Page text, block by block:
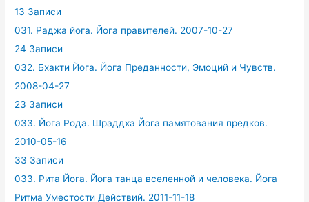
13 Записи
031. Раджа йога. Йога правителей. 2007-10-27
24 Записи
032. Бхакти Йога. Йога Преданности, Эмоций и Чувств.
2008-04-27
23 Записи
033. Йога Рода. Шраддха Йога памятования предков.
2010-05-16
33 Записи
033. Рита Йога. Йога танца вселенной и человека. Йога
Ритма Уместости Действий. 2011-11-18